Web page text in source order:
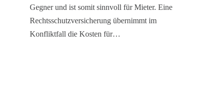
Gegner und ist somit sinnvoll für Mieter. Eine
Rechtsschutzversicherung übernimmt im
Konfliktfall die Kosten für…